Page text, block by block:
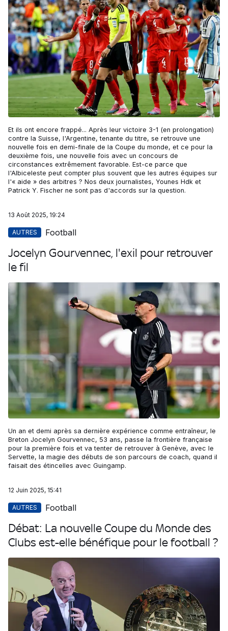
Et ils ont encore frappé... Après leur victoire 3-1 (en prolongation)
contre la Suisse, l'Argentine, tenante du titre, se retrouve une
nouvelle fois en demi-finale de la Coupe du monde, et ce pour la
deuxième fois, une nouvelle fois avec un concours de
circonstances extrêmement favorable. Est-ce parce que
l'Albiceleste peut compter plus souvent que les autres équipes sur
l'« aide » des arbitres ? Nos deux journalistes, Younes Hdk et
Patrick Y. Fischer ne sont pas d'accords sur la question.
13 Août 2025, 19:24
AUTRES Football
Jocelyn Gourvennec, l'exil pour retrouver
le fil
Un an et demi après sa dernière expérience comme entraîneur, le
Breton Jocelyn Gourvennec, 53 ans, passe la frontière française
pour la première fois et va tenter de retrouver à Genève, avec le
Servette, la magie des débuts de son parcours de coach, quand il
faisait des étincelles avec Guingamp.
12 Juin 2025, 15:41
AUTRES Football
Débat: La nouvelle Coupe du Monde des
Clubs est-elle bénéfique pour le football ?